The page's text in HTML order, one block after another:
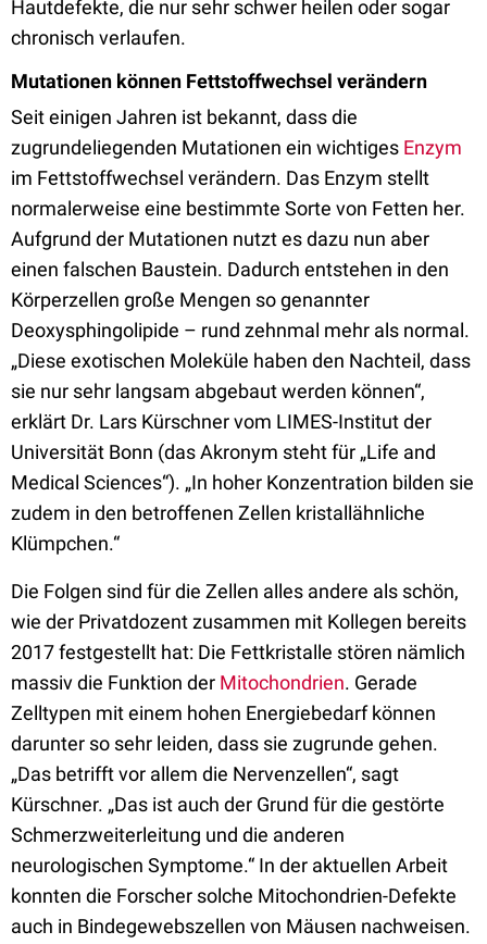
Hautdefekte, die nur sehr schwer heilen oder sogar
chronisch verlaufen.
Mutationen können Fettstoffwechsel verändern
Seit einigen Jahren ist bekannt, dass die
zugrundeliegenden Mutationen ein wichtiges Enzym
im Fettstoffwechsel verändern. Das Enzym stellt
normalerweise eine bestimmte Sorte von Fetten her.
Aufgrund der Mutationen nutzt es dazu nun aber
einen falschen Baustein. Dadurch entstehen in den
Körperzellen große Mengen so genannter
Deoxysphingolipide – rund zehnmal mehr als normal.
„Diese exotischen Moleküle haben den Nachteil, dass
sie nur sehr langsam abgebaut werden können“,
erklärt Dr. Lars Kürschner vom LIMES-Institut der
Universität Bonn (das Akronym steht für „Life and
Medical Sciences“). „In hoher Konzentration bilden sie
zudem in den betroffenen Zellen kristallähnliche
Klümpchen.“
Die Folgen sind für die Zellen alles andere als schön,
wie der Privatdozent zusammen mit Kollegen bereits
2017 festgestellt hat: Die Fettkristalle stören nämlich
massiv die Funktion der Mitochondrien. Gerade
Zelltypen mit einem hohen Energiebedarf können
darunter so sehr leiden, dass sie zugrunde gehen.
„Das betrifft vor allem die Nervenzellen“, sagt
Kürschner. „Das ist auch der Grund für die gestörte
Schmerzweiterleitung und die anderen
neurologischen Symptome.“ In der aktuellen Arbeit
konnten die Forscher solche Mitochondrien-Defekte
auch in Bindegewebszellen von Mäusen nachweisen.